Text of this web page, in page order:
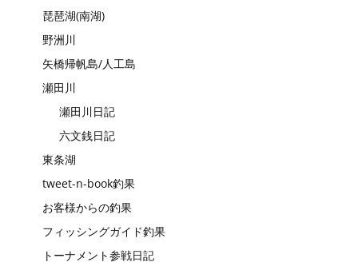
琵琶湖(南湖)
野洲川
矢橋帰帆島/人工島
瀬田川
瀬田川日記
六文銭日記
東条湖
tweet-n-book釣果
お客様からの釣果
フィッシングガイド釣果
トーナメント参戦日記